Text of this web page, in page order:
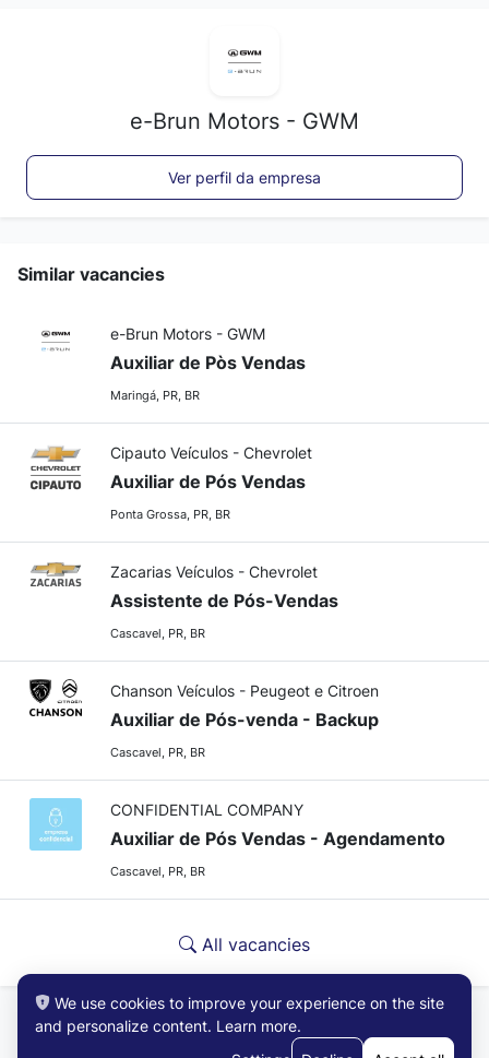
e-Brun Motors - GWM
Ver perfil da empresa
Similar vacancies
e-Brun Motors - GWM
Auxiliar de Pòs Vendas
Maringá, PR, BR
Cipauto Veículos - Chevrolet
Auxiliar de Pós Vendas
Ponta Grossa, PR, BR
Zacarias Veículos - Chevrolet
Assistente de Pós-Vendas
Cascavel, PR, BR
Chanson Veículos - Peugeot e Citroen
Auxiliar de Pós-venda - Backup
Cascavel, PR, BR
CONFIDENTIAL COMPANY
Auxiliar de Pós Vendas - Agendamento
Cascavel, PR, BR
All vacancies
We use cookies to improve your experience on the site
and personalize content. Learn more.